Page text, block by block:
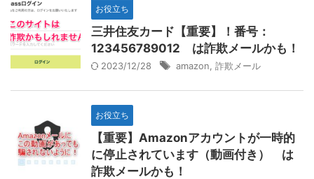
お役立ち
三井住友カード【重要】！番号：
123456789012 は詐欺メールかも！
2023/12/28 amazon 詐欺メール
お役立ち
【重要】Amazonアカウントが一時的
に停止されています（動画付き） は
詐欺メールかも！